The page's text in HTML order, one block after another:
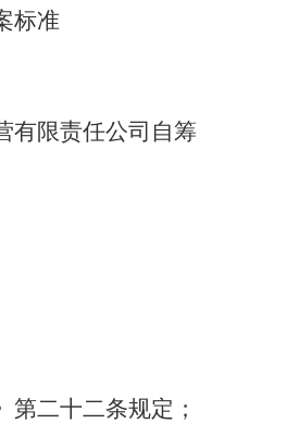
标准
有限责任公司自筹
二十二条规定；